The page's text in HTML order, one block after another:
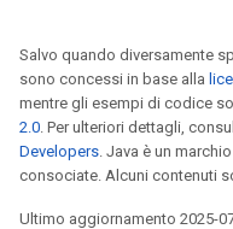
Salvo quando diversamente
sono concessi in base alla
mentre gli esempi di codice
2.0. Per ulteriori dettagli,
Developers. Java è un
consociate. Alcuni contenuti
Ultimo aggiornamento 2025-